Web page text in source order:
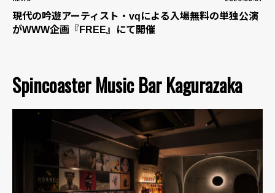
現代の吟遊アーティスト・vqによる入場無料の単独公演
がWWW企画『FREE』にて開催
Spincoaster Music Bar Kagurazaka